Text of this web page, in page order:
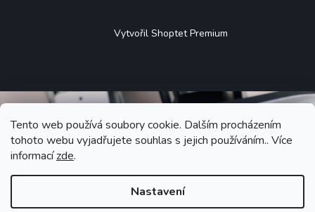
Tento web používá soubory cookie. Dalším procházením
tohoto webu vyjadřujete souhlas s jejich používáním.. Více
informacízde.
Nastavení
Vytvořil Shoptet Premium